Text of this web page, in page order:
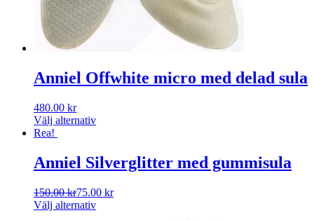
Anniel Offwhite micro med delad sula
480.00 kr
Välj alternativ
Rea!
Anniel Silverglitter med gummisula
150.00kr75.00 kr
Välj alternativ